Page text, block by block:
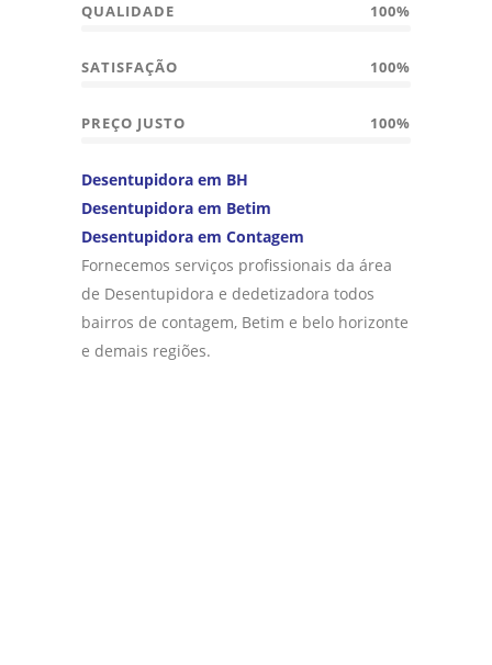
QUALIDADE 100%
SATISFAÇÃO 100%
PREÇO JUSTO 100%
Desentupidora em BH
Desentupidora em Betim
Desentupidora em Contagem
Fornecemos serviços profissionais da área
de Desentupidora e dedetizadora todos
bairros de contagem, Betim e belo horizonte
e demais regiões.